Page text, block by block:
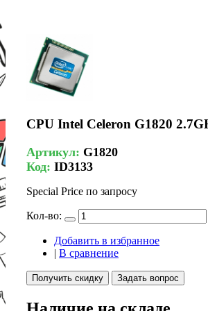
CPU Intel Celeron G1820
Артикул: G1820
Код: ID3133
Special Price по запросу
Кол-во:
Добавить в избранное
| В сравнение
Получить скидку Задать вопрос